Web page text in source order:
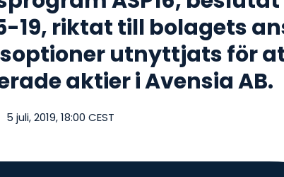
19, riktat till bolagets
utnyttjats för
aktier i Avensia AB.
5 juli, 2019, 18:00 CEST